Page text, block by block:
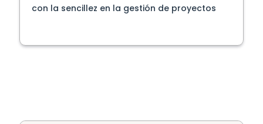
con la sencillez en la gestión de proyectos